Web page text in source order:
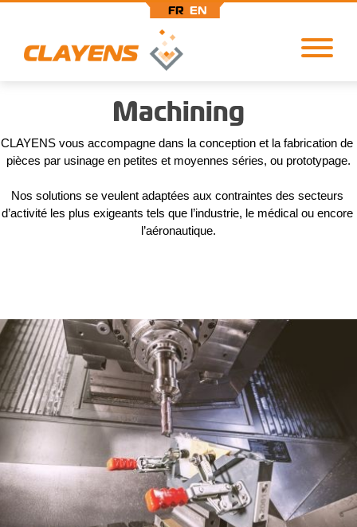
FR EN
Machining
CLAYENS vous accompagne dans la conception et la fabrication de
pièces par usinage en petites et moyennes séries, ou prototypage.
Nos solutions se veulent adaptées aux contraintes des secteurs
d’activité les plus exigeants tels que l’industrie, le médical ou encore
l’aéronautique.